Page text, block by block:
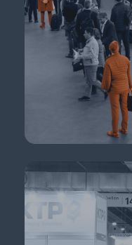
Logistics &
referente para
directores de
de e-commerce … +